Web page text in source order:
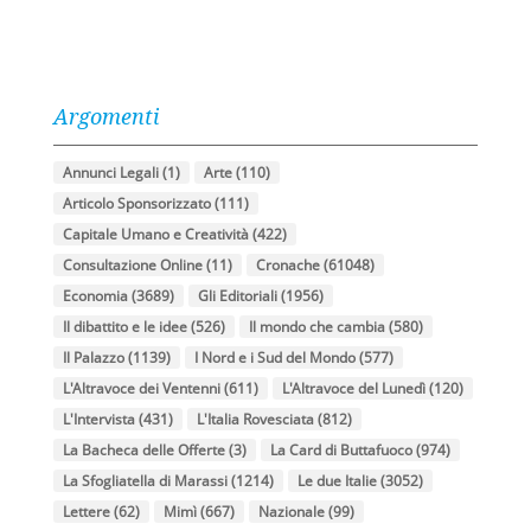
Argomenti
Annunci Legali(1) Arte(110)
Articolo Sponsorizzato(111)
Capitale Umano e Creatività(422)
Consultazione Online(11) Cronache(61048)
Economia(3689) Gli Editoriali(1956)
Il dibattito e le idee(526) Il mondo che cambia(580)
Il Palazzo(1139) I Nord e i Sud del Mondo(577)
L'Altravoce dei Ventenni(611) L'Altravoce del Lunedì(120)
L'Intervista(431) L'Italia Rovesciata(812)
La Bacheca delle Offerte(3) La Card di Buttafuoco(974)
La Sfogliatella di Marassi(1214) Le due Italie(3052)
Lettere(62) Mimì(667) Nazionale(99)